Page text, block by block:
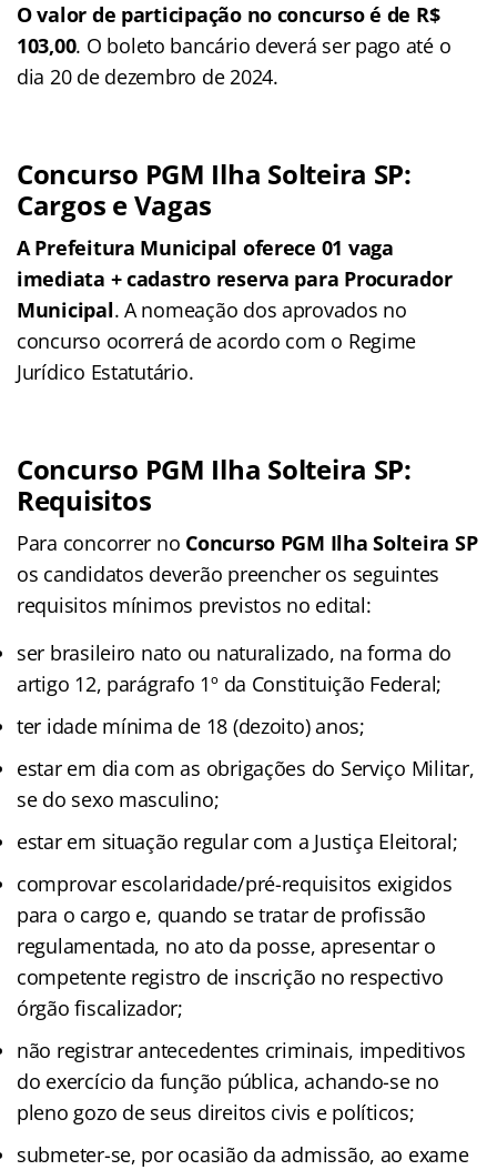
O valor de participação no concurso é de R$
103,00. O boleto bancário deverá ser pago até o
dia 20 de dezembro de 2024.
Concurso PGM Ilha Solteira SP:
Cargos e Vagas
A Prefeitura Municipal oferece 01 vaga
imediata + cadastro reserva para Procurador
Municipal. A nomeação dos aprovados no
concurso ocorrerá de acordo com o Regime
Jurídico Estatutário.
Concurso PGM Ilha Solteira SP:
Requisitos
Para concorrer no Concurso PGM Ilha Solteira SP
os candidatos deverão preencher os seguintes
requisitos mínimos previstos no edital:
ser brasileiro nato ou naturalizado, na forma do
artigo 12, parágrafo 1º da Constituição Federal;
ter idade mínima de 18 (dezoito) anos;
estar em dia com as obrigações do Serviço Militar,
se do sexo masculino;
estar em situação regular com a Justiça Eleitoral;
comprovar escolaridade/pré-requisitos exigidos
para o cargo e, quando se tratar de profissão
regulamentada, no ato da posse, apresentar o
competente registro de inscrição no respectivo
órgão fiscalizador;
não registrar antecedentes criminais, impeditivos
do exercício da função pública, achando-se no
pleno gozo de seus direitos civis e políticos;
submeter-se, por ocasião da admissão, ao exame